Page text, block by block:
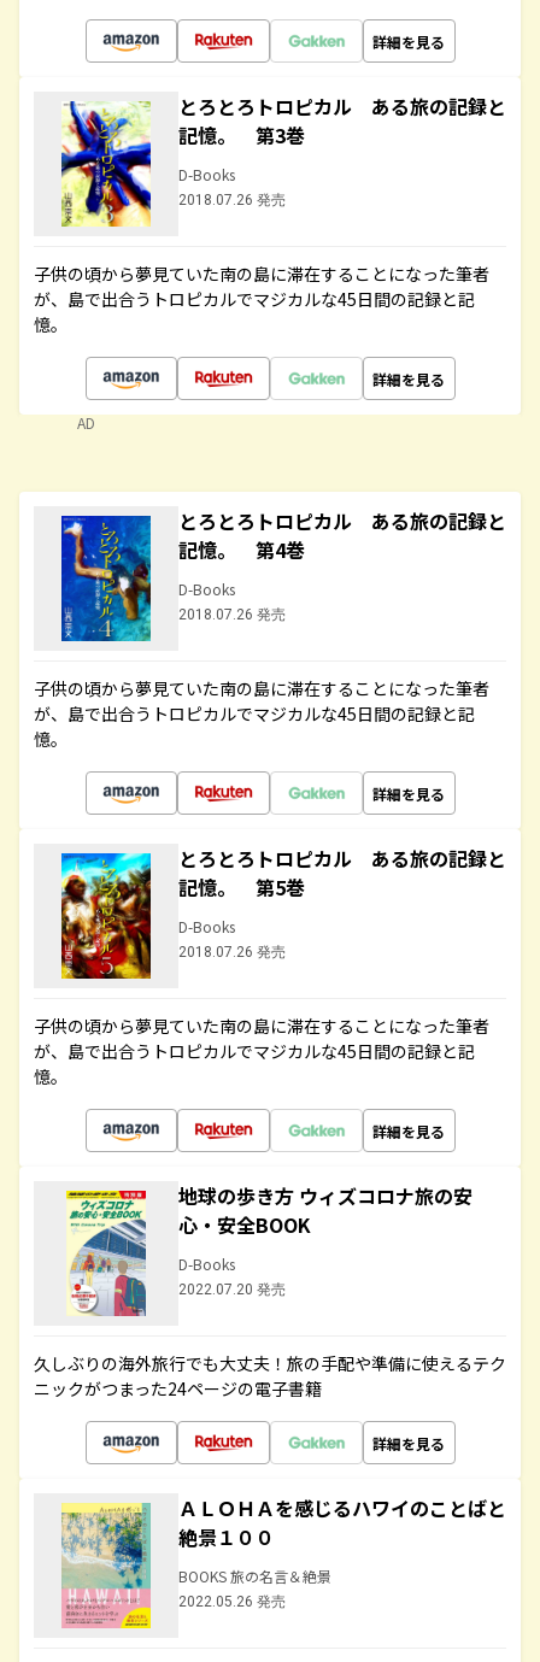
詳細を見る
とろとろトロピカル ある旅の記録と
記憶。 第3巻
D-Books
2018.07.26 発売
子供の頃から夢見ていた南の島に滞在することになった筆者
が、島で出合うトロピカルでマジカルな45日間の記録と記
憶。
詳細を見る
AD
とろとろトロピカル ある旅の記録と
記憶。 第4巻
D-Books
2018.07.26 発売
子供の頃から夢見ていた南の島に滞在することになった筆者
が、島で出合うトロピカルでマジカルな45日間の記録と記
憶。
詳細を見る
とろとろトロピカル ある旅の記録と
記憶。 第5巻
D-Books
2018.07.26 発売
子供の頃から夢見ていた南の島に滞在することになった筆者
が、島で出合うトロピカルでマジカルな45日間の記録と記
憶。
詳細を見る
地球の歩き方 ウィズコロナ旅の安
心・安全BOOK
D-Books
2022.07.20 発売
久しぶりの海外旅行でも大丈夫！旅の手配や準備に使えるテク
ニックがつまった24ページの電子書籍
詳細を見る
ＡＬＯＨＡを感じるハワイのことばと
絶景１００
BOOKS 旅の名言＆絶景
2022.05.26 発売